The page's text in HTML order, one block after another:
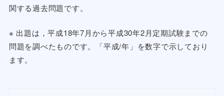
関する過去問題です。
※ 出題は，平成18年7月から平成30年2月定期試験までの
問題を調べたものです。「平成/年」を数字で示しており
ます。